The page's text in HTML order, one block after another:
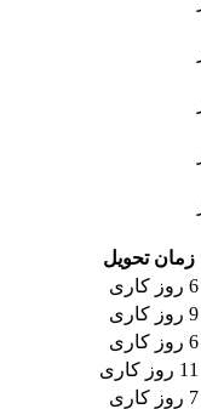
زمان تحویل
6 روز کاری
9 روز کاری
6 روز کاری
11 روز کاری
7 روز کاری